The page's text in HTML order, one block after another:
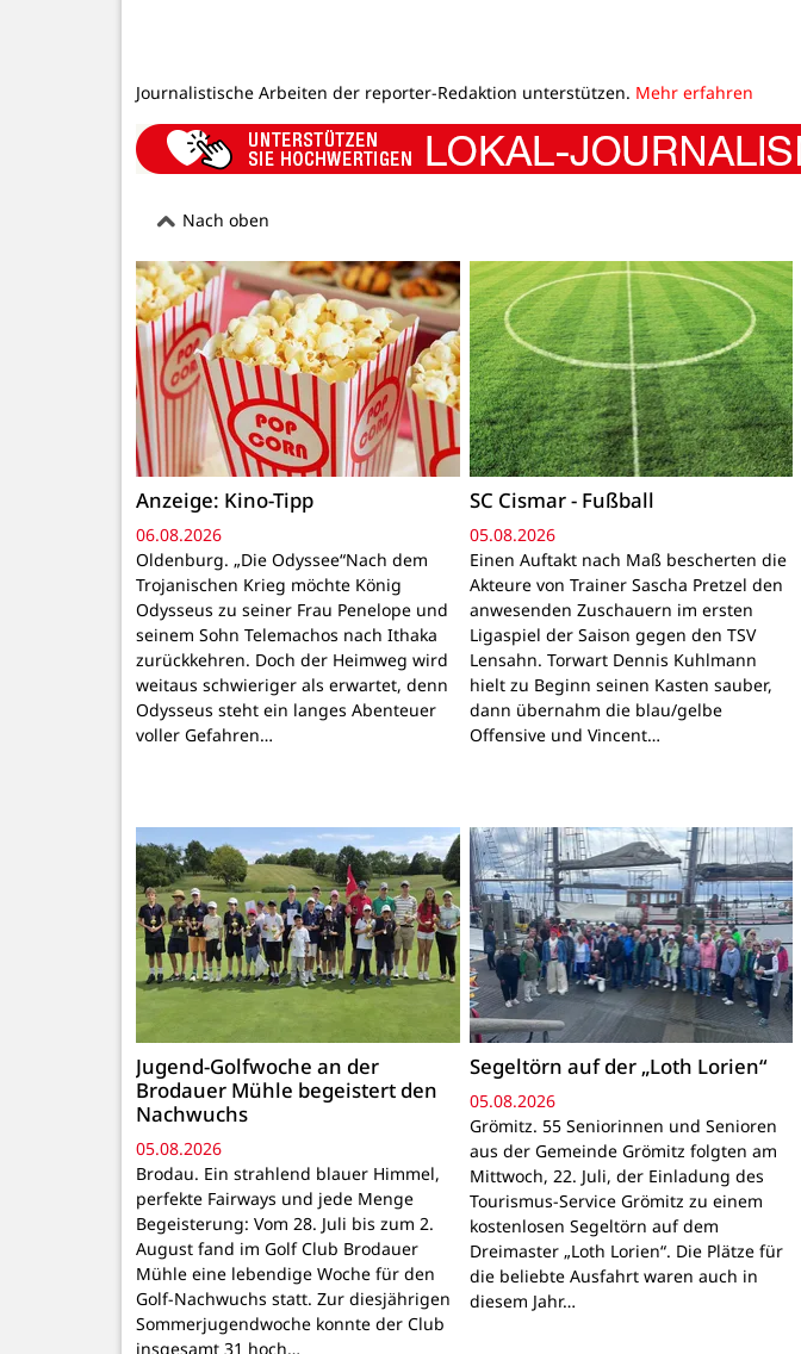
Journalistische Arbeiten der reporter-Redaktion unterstützen. Mehr erfahren
Nach oben
Anzeige: Kino-Tipp
06.08.2026
Oldenburg. „Die Odyssee“Nach dem
Trojanischen Krieg möchte König
Odysseus zu seiner Frau Penelope und
seinem Sohn Telemachos nach Ithaka
zurückkehren. Doch der Heimweg wird
weitaus schwieriger als erwartet, denn
Odysseus steht ein langes Abenteuer
voller Gefahren…
SC Cismar - Fußball
05.08.2026
Einen Auftakt nach Maß bescherten die
Akteure von Trainer Sascha Pretzel den
anwesenden Zuschauern im ersten
Ligaspiel der Saison gegen den TSV
Lensahn. Torwart Dennis Kuhlmann
hielt zu Beginn seinen Kasten sauber,
dann übernahm die blau/gelbe
Offensive und Vincent…
Jugend-Golfwoche an der
Brodauer Mühle begeistert den
Nachwuchs
05.08.2026
Brodau. Ein strahlend blauer Himmel,
perfekte Fairways und jede Menge
Begeisterung: Vom 28. Juli bis zum 2.
August fand im Golf Club Brodauer
Mühle eine lebendige Woche für den
Golf-Nachwuchs statt. Zur diesjährigen
Sommerjugendwoche konnte der Club
insgesamt 31 hoch…
Segeltörn auf der „Loth Lorien“
05.08.2026
Grömitz. 55 Seniorinnen und Senioren
aus der Gemeinde Grömitz folgten am
Mittwoch, 22. Juli, der Einladung des
Tourismus-Service Grömitz zu einem
kostenlosen Segeltörn auf dem
Dreimaster „Loth Lorien“. Die Plätze für
die beliebte Ausfahrt waren auch in
diesem Jahr…